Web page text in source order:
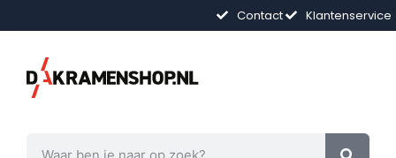
Contact Klantenservice